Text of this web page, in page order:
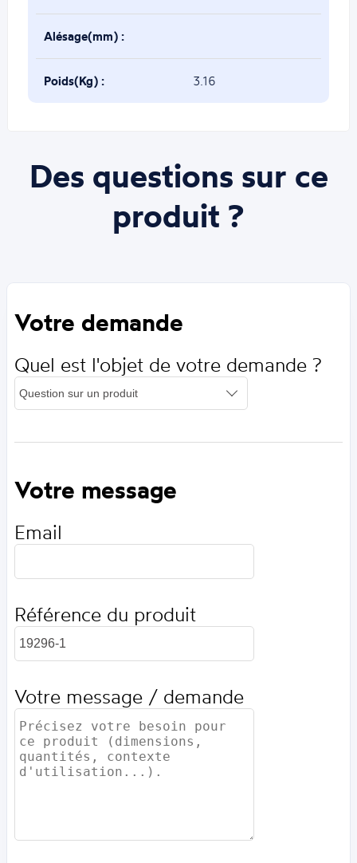
Alésage(mm) :
Poids(Kg) : 3.16
Des questions sur ce
produit ?
Votre demande
Quel est l'objet de votre demande ?
Votre message
Email
Référence du produit
Votre message / demande